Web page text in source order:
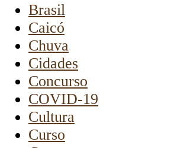
Brasil
Caicó
Chuva
Cidades
Concurso
COVID-19
Cultura
Curso